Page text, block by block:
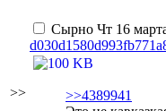
>>
Сырно Чт 16
>>4389941